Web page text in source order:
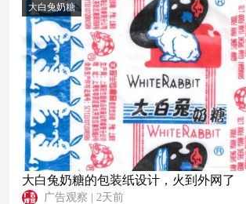
大白兔奶糖
大白兔奶糖的包装纸设计，火到外网了
广告观察 2天前